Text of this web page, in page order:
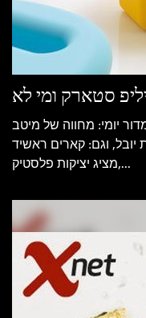
סטארק ומי לא
יומי: מחווה של מיטב
יובל, וגם: קארים ראשיד
מציג יציקות פלסטיק,...